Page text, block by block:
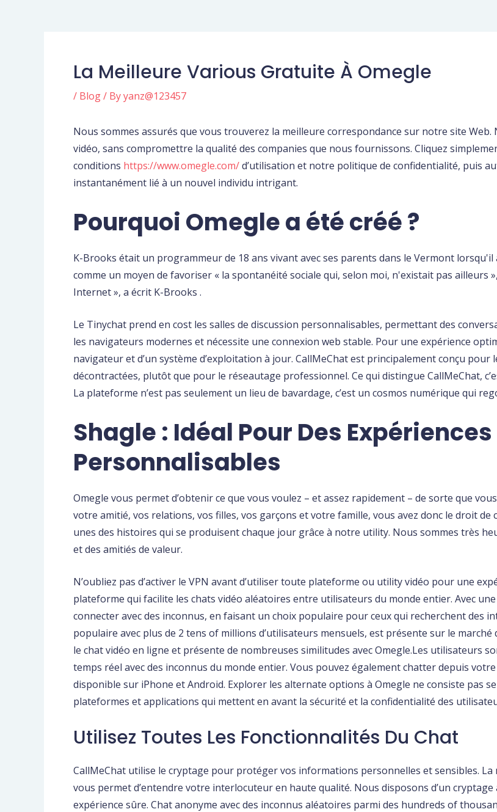
La Meilleure Various Gratuite À Omegle
/ Blog/ Byyanz@123457
Nous sommes assurés que vous trouverez la meilleure correspondance sur notre site
vidéo, sans compromettre la qualité des companies que nous fournissons. Cliquez
conditions https://www.omegle.com/d’utilisation et notre politique de confidentialité, puis
instantanément lié à un nouvel individu intrigant.
Pourquoi Omegle a été créé ?
K-Brooks était un programmeur de 18 ans vivant avec ses parents dans le Vermont
comme un moyen de favoriser « la spontanéité sociale qui, selon moi, n'existait pas ailleurs
Internet », a écrit K-Brooks .
Le Tinychat prend en cost les salles de discussion personnalisables, permettant des
les navigateurs modernes et nécessite une connexion web stable. Pour une expérience
navigateur et d’un système d’exploitation à jour. CallMeChat est principalement conçu
décontractées, plutôt que pour le réseautage professionnel. Ce qui distingue CallMeChat,
La plateforme n’est pas seulement un lieu de bavardage, c’est un cosmos numérique qui
Shagle : Idéal Pour Des
Personnalisables
Omegle vous permet d’obtenir ce que vous voulez – et assez rapidement – de sorte que
votre amitié, vos relations, vos filles, vos garçons et votre famille, vous avez donc le droit de
unes des histoires qui se produisent chaque jour grâce à notre utility. Nous sommes très
et des amitiés de valeur.
N’oubliez pas d’activer le VPN avant d’utiliser toute plateforme ou utility vidéo pour une
plateforme qui facilite les chats vidéo aléatoires entre utilisateurs du monde entier. Avec
connecter avec des inconnus, en faisant un choix populaire pour ceux qui recherchent des
populaire avec plus de 2 tens of millions d’utilisateurs mensuels, est présente sur le
le chat vidéo en ligne et présente de nombreuses similitudes avec Omegle.Les utilisateurs
temps réel avec des inconnus du monde entier. Vous pouvez également chatter depuis
disponible sur iPhone et Android. Explorer les alternate options à Omegle ne consiste pas
plateformes et applications qui mettent en avant la sécurité et la confidentialité des
Utilisez Toutes Les Fonctionnalités Du Chat
CallMeChat utilise le cryptage pour protéger vos informations personnelles et sensibles.
vous permet d’entendre votre interlocuteur en haute qualité. Nous disposons d’un
expérience sûre. Chat anonyme avec des inconnus aléatoires parmi des hundreds of